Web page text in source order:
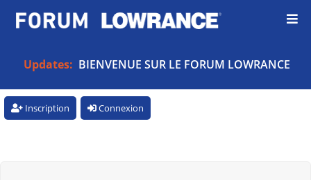
Updates: BIENVENUE SUR LE FORUM LOWRANCE
Inscription Connexion